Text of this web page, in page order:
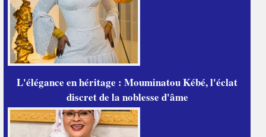
L'élégance en héritage : Mouminatou Kébé, l'éclat
discret de la noblesse d'âme